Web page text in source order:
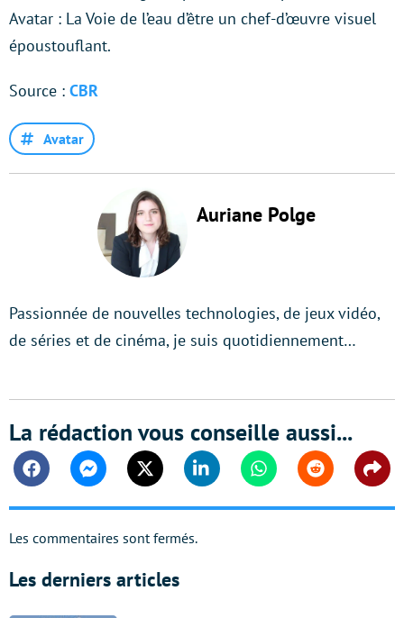
Avatar : La Voie de l’eau d’être un chef-d’œuvre visuel
époustouflant.
Source : CBR
Avatar
Auriane Polge
Passionnée de nouvelles technologies, de jeux vidéo,
de séries et de cinéma, je suis quotidiennement…
La rédaction vous conseille aussi...
FacebookMessengerTwitter Linkedin WhatsappReddit
Les commentaires sont fermés.
Les derniers articles